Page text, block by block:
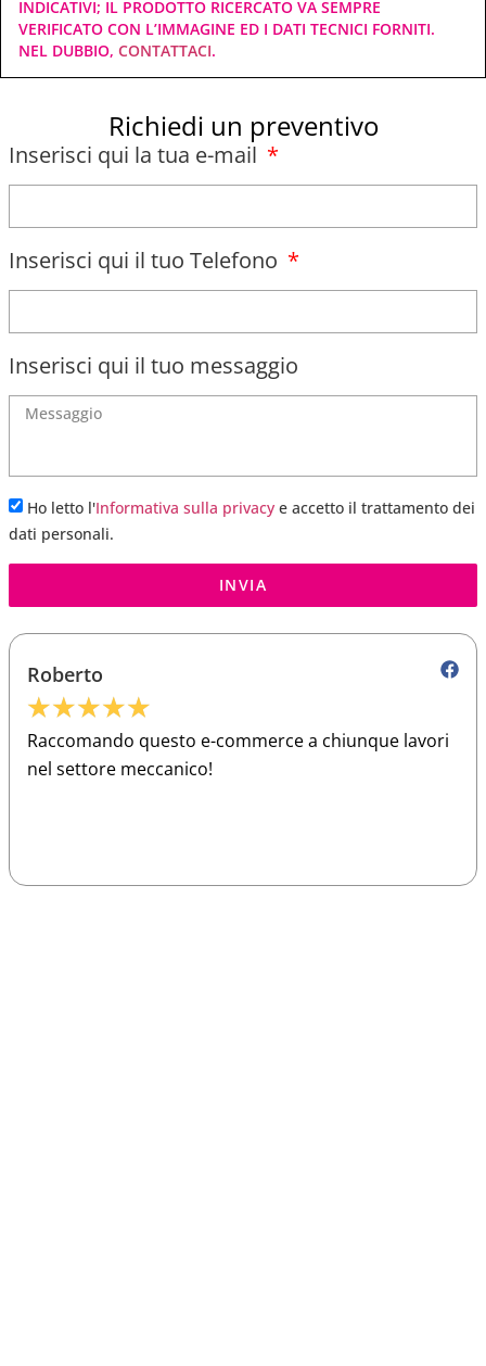
INDICATIVI; IL PRODOTTO RICERCATO VA SEMPRE
VERIFICATO CON L’IMMAGINE ED I DATI TECNICI FORNITI.
NEL DUBBIO, CONTATTACI.
Richiedi un preventivo
Inserisci qui la tua e-mail
Inserisci qui il tuo Telefono
Inserisci qui il tuo messaggio
Ho letto l'Informativa sulla privacy e accetto il trattamento dei
dati personali.
INVIA
Roberto
★★★★★
Raccomando questo e-commerce a chiunque lavori
nel settore meccanico!